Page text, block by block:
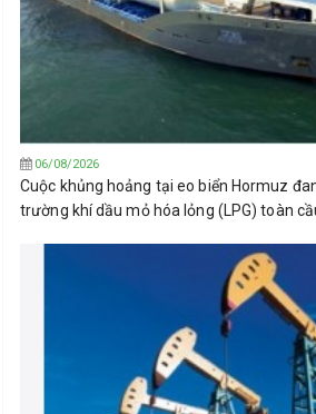
06/08/2026
Cuộc khủng hoảng tại eo biển Hormuz
trường khí dầu mỏ hóa lỏng (LPG) toàn